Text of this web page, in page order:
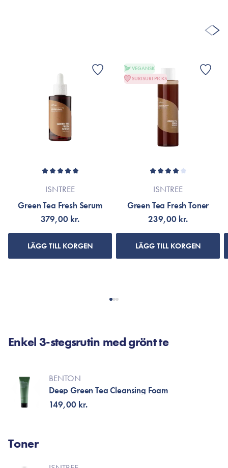
ISNTREE
Green Tea Fresh Serum
379,00 kr.
LÄGG TILL KORGEN
VEGANSK
SURISURI PICKS
ISNTREE
Green Tea Fresh Toner
239,00 kr.
LÄGG TILL KORGEN
Enkel 3-stegsrutin med grönt te
BENTON
Deep Green Tea Cleansing Foam
149,00 kr.
Toner